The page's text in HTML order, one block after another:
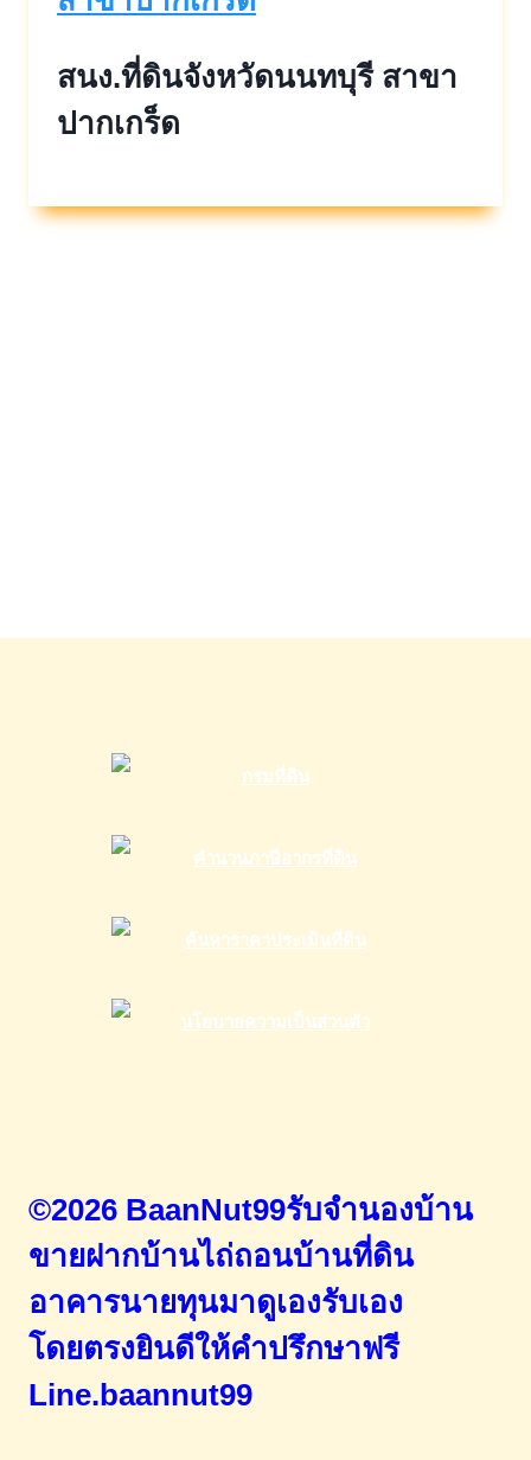
สนง.ที่ดินจังหวัดนนทบุรี สาขา
ปากเกร็ด
©2026 BaanNut99รับจำนองบ้าน
ขายฝากบ้านไถ่ถอนบ้านที่ดิน
อาคารนายทุนมาดูเองรับเอง
โดยตรงยินดีให้คำปรึกษาฟรี
Line.baannut99